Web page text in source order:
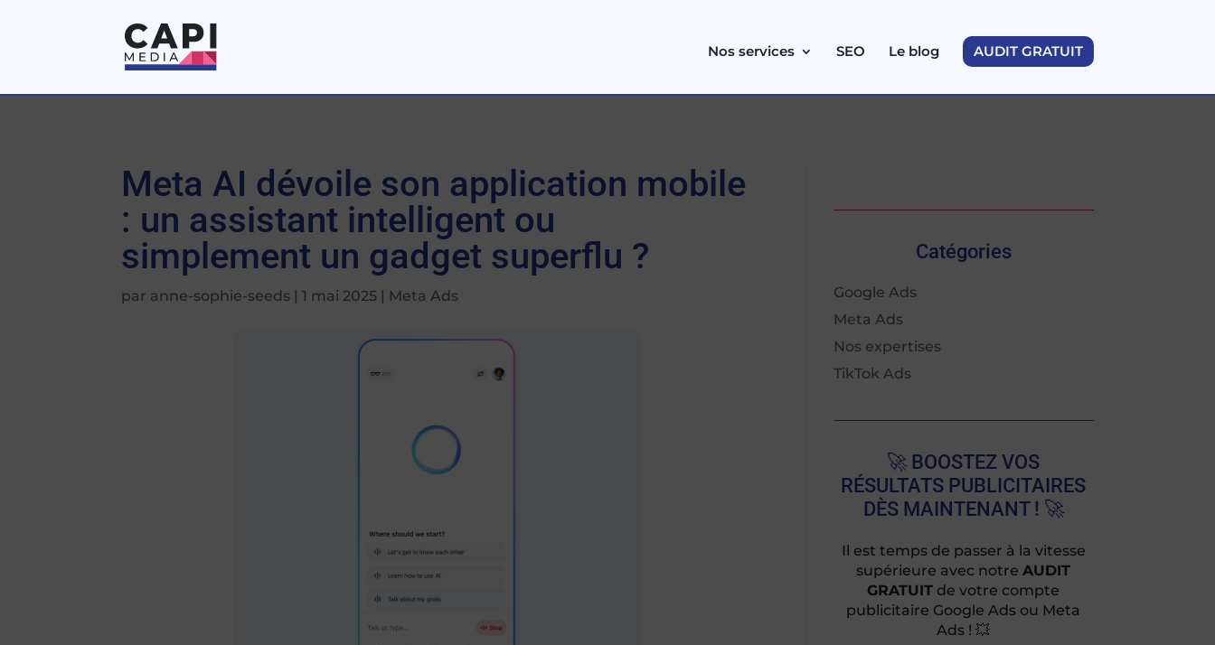
Nos services SEO Le blog AUDIT GRATUIT
Meta AI dévoile son application mobile
: un assistant intelligent ou
simplement un gadget superflu ?
par anne-sophie-seeds |1 mai 2025 | Meta Ads
Catégories
Google Ads
Meta Ads
Nos expertises
TikTok Ads
🚀 BOOSTEZ VOS
RÉSULTATS PUBLICITAIRES
DÈS MAINTENANT ! 🚀
Il est temps de passer à la vitesse
supérieure avec notreAUDIT
GRATUIT de votre compte
publicitaire Google Ads ou Meta
Ads ! 💥